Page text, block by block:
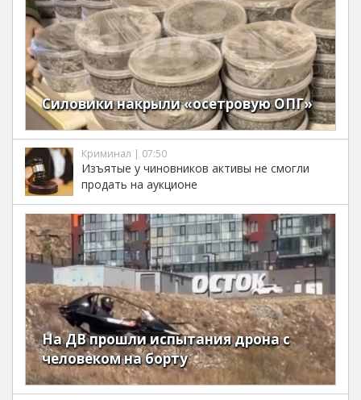
Силовики накрыли «осетровую ОПГ»
Криминал | 07:50
Изъятые у чиновников активы не смогли
продать на аукционе
На ДВ прошли испытания дрона с
человеком на борту